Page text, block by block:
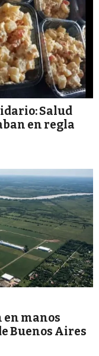
Salud
en regla
en manos
Buenos Aires